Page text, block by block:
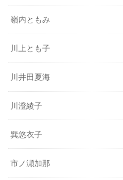
嶺内ともみ
川上とも子
川井田夏海
川澄綾子
巽悠衣子
市ノ瀬加那